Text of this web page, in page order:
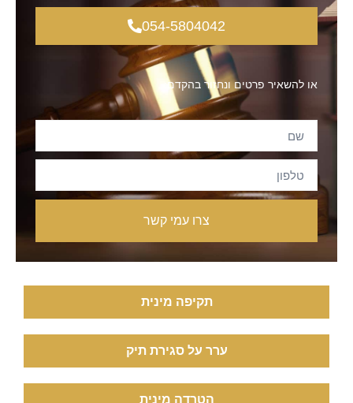
054-5804042
או להשאיר פרטים ונחזור בהקדם:
צרו עמי קשר
תקיפה מינית
ערר על סגירת תיק
הטרדה מינית